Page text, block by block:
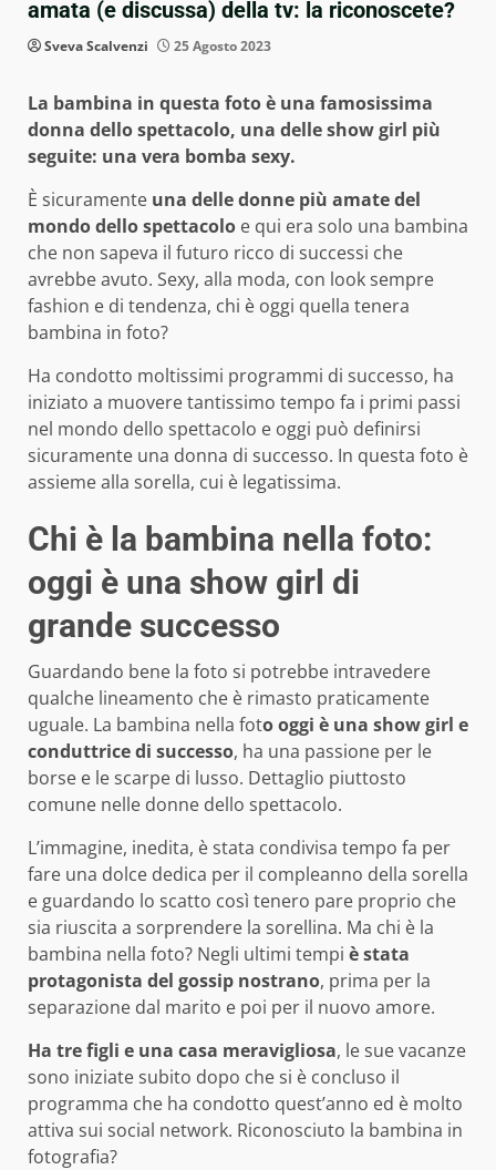
amata (e discussa) della tv: la riconoscete?
Sveva Scalvenzi 25 Agosto 2023
La bambina in questa foto è una famosissima
donna dello spettacolo, una delle show girl più
seguite: una vera bomba sexy.
È sicuramente una delle donne più amate del
mondo dello spettacolo e qui era solo una bambina
che non sapeva il futuro ricco di successi che
avrebbe avuto. Sexy, alla moda, con look sempre
fashion e di tendenza, chi è oggi quella tenera
bambina in foto?
Ha condotto moltissimi programmi di successo, ha
iniziato a muovere tantissimo tempo fa i primi passi
nel mondo dello spettacolo e oggi può definirsi
sicuramente una donna di successo. In questa foto è
assieme alla sorella, cui è legatissima.
Chi è la bambina nella foto:
oggi è una show girl di
grande successo
Guardando bene la foto si potrebbe intravedere
qualche lineamento che è rimasto praticamente
uguale. La bambina nella foto oggi è una show girl e
conduttrice di successo, ha una passione per le
borse e le scarpe di lusso. Dettaglio piuttosto
comune nelle donne dello spettacolo.
L’immagine, inedita, è stata condivisa tempo fa per
fare una dolce dedica per il compleanno della sorella
e guardando lo scatto così tenero pare proprio che
sia riuscita a sorprendere la sorellina. Ma chi è la
bambina nella foto? Negli ultimi tempi è stata
protagonista del gossip nostrano, prima per la
separazione dal marito e poi per il nuovo amore.
Ha tre figli e una casa meravigliosa, le sue vacanze
sono iniziate subito dopo che si è concluso il
programma che ha condotto quest’anno ed è molto
attiva sui social network. Riconosciuto la bambina in
fotografia?